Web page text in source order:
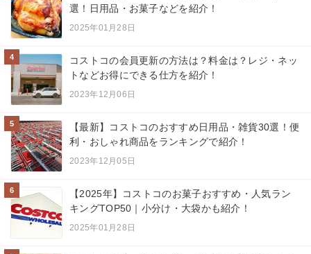
選！日用品・お菓子などを紹介！
2025年01月28日
4
コストコの会員更新の方法は？料金は？レジ・ネッ
トなどお得にできる仕方を紹介！
2023年12月06日
5
【最新】コストコのおすすめ日用品・雑貨30選！便
利・おしゃれ商品をランキングで紹介！
2023年12月05日
6
【2025年】コストコのお菓子おすすめ・人気ラン
キングTOP50｜小分け・大袋かも紹介！
2025年01月28日